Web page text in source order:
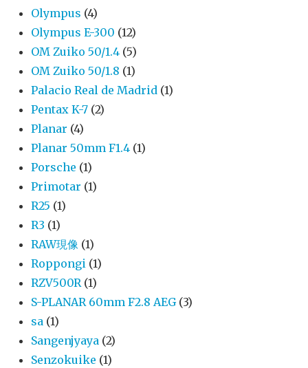
Olympus (4)
Olympus E-300 (12)
OM Zuiko 50/1.4 (5)
OM Zuiko 50/1.8 (1)
Palacio Real de Madrid (1)
Pentax K-7 (2)
Planar (4)
Planar 50mm F1.4 (1)
Porsche (1)
Primotar (1)
R25 (1)
R3 (1)
RAW現像 (1)
Roppongi (1)
RZV500R (1)
S-PLANAR 60mm F2.8 AEG (3)
sa (1)
Sangenjyaya (2)
Senzokuike (1)